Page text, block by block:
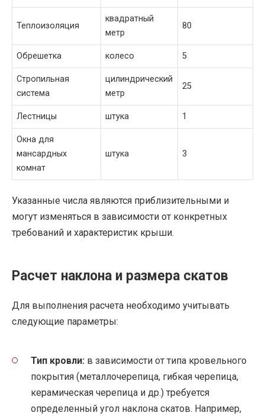
Теплоизоляция
квадратный
метр
80
Обрешетка колесо 5
Стропильная
система
цилиндрический
метр
25
Лестницы штука 1
Окна для
мансардных
комнат
штука 3
Указанные числа являются приблизительными и
могут изменяться в зависимости от конкретных
требований и характеристик крыши.
Расчет наклона и размера скатов
Для выполнения расчета необходимо учитывать
следующие параметры:
Тип кровли: в зависимости от типа кровельного
покрытия (металлочерепица, гибкая черепица,
керамическая черепица и др.) требуется
определенный угол наклона скатов. Например,